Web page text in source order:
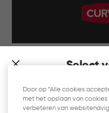
Select
which store
Website Gebruiksvoorwaarden
Door op “Alle cookies
met het opslaan van
verbeteren van